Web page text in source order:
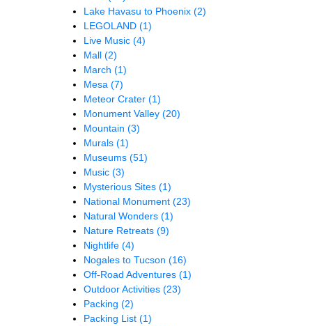
Lake Havasu to Phoenix (2)
LEGOLAND (1)
Live Music (4)
Mall (2)
March (1)
Mesa (7)
Meteor Crater (1)
Monument Valley (20)
Mountain (3)
Murals (1)
Museums (51)
Music (3)
Mysterious Sites (1)
National Monument (23)
Natural Wonders (1)
Nature Retreats (9)
Nightlife (4)
Nogales to Tucson (16)
Off-Road Adventures (1)
Outdoor Activities (23)
Packing (2)
Packing List (1)